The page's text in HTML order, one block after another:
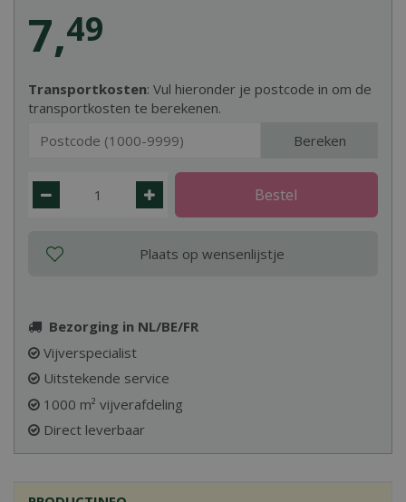
Transportkosten: Vul hieronder je postcode in om de
transportkosten te berekenen.
Bereken
7,49
Bezorging in NL/BE/FR
Vijverspecialist
Uitstekende service
1000 m² vijverafdeling
Direct leverbaar